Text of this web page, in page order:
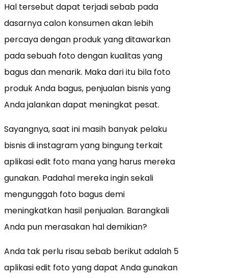
Hal tersebut dapat terjadi sebab pada
dasarnya calon konsumen akan lebih
percaya dengan produk yang ditawarkan
pada sebuah foto dengan kualitas yang
bagus dan menarik. Maka dari itu bila foto
produk Anda bagus, penjualan bisnis yang
Anda jalankan dapat meningkat pesat.
Sayangnya, saat ini masih banyak pelaku
bisnis di instagram yang bingung terkait
aplikasi edit foto mana yang harus mereka
gunakan. Padahal mereka ingin sekali
mengunggah foto bagus demi
meningkatkan hasil penjualan. Barangkali
Anda pun merasakan hal demikian?
Anda tak perlu risau sebab berikut adalah 5
aplikasi edit foto yang dapat Anda gunakan